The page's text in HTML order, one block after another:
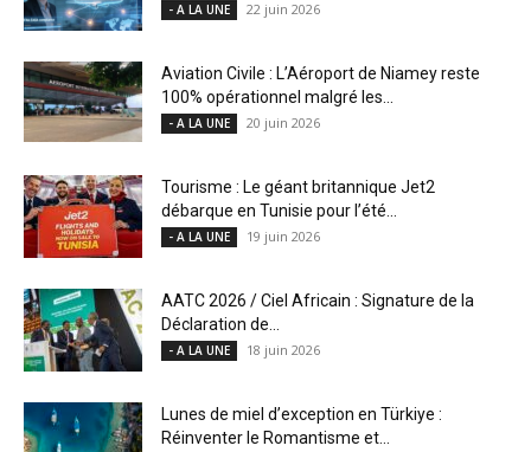
- A LA UNE 22 juin 2026
Aviation Civile : L’Aéroport de Niamey reste
100% opérationnel malgré les...
- A LA UNE 20 juin 2026
Tourisme : Le géant britannique Jet2
débarque en Tunisie pour l’été...
- A LA UNE 19 juin 2026
AATC 2026 / Ciel Africain : Signature de la
Déclaration de...
- A LA UNE 18 juin 2026
Lunes de miel d’exception en Türkiye :
Réinventer le Romantisme et...